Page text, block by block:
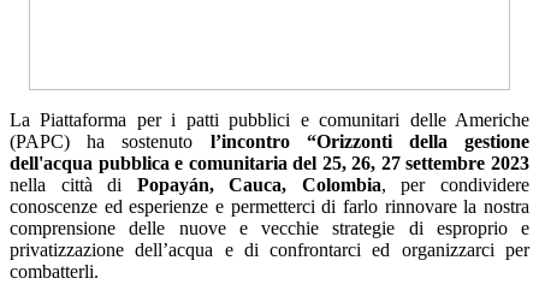
La Piattaforma per i patti pubblici e comunitari delle Americhe
(PAPC) ha sostenuto l’incontro “Orizzonti della gestione
dell'acqua pubblica e comunitaria del 25, 26, 27 settembre 2023
nella città di Popayán, Cauca, Colombia, per condividere
conoscenze ed esperienze e permetterci di farlo rinnovare la nostra
comprensione delle nuove e vecchie strategie di esproprio e
privatizzazione dell’acqua e di confrontarci ed organizzarci per
combatterli.